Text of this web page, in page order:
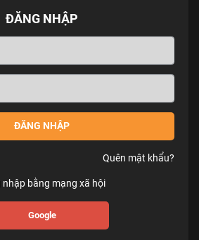
ĐĂNG NHẬP
ĐĂNG NHẬP
Quên mật khẩu?
nhập bằng mạng xã hội
Google